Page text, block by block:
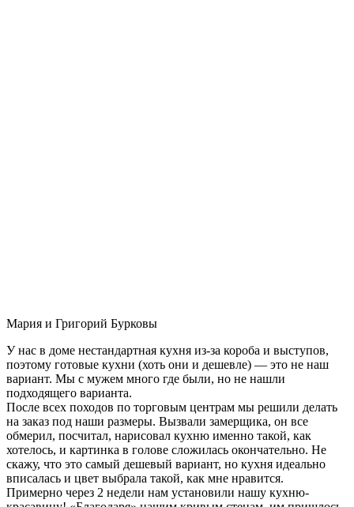
Мария и Григорий Бурковы
У нас в доме нестандартная кухня из-за короба и выступов,
поэтому готовые кухни (хоть они и дешевле) — это не наш
вариант. Мы с мужем много где были, но не нашли
подходящего варианта.
После всех походов по торговым центрам мы решили делать
на заказ под наши размеры. Вызвали замерщика, он все
обмерил, посчитал, нарисовал кухню именно такой, как
хотелось, и картинка в голове сложилась окончательно. Не
скажу, что это самый дешевый вариант, но кухня идеально
вписалась и цвет выбрала такой, как мне нравится.
Примерно через 2 недели нам установили нашу кухню-